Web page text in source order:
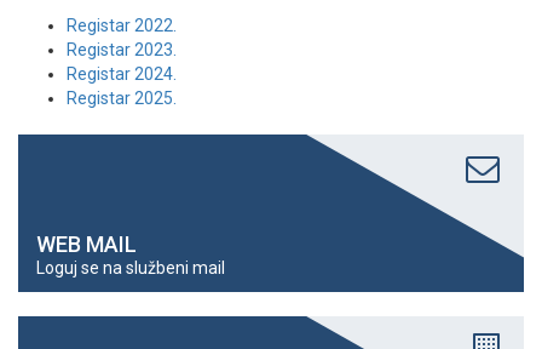
Registar 2022.
Registar 2023.
Registar 2024.
Registar 2025.
WEB MAIL
Loguj se na službeni mail